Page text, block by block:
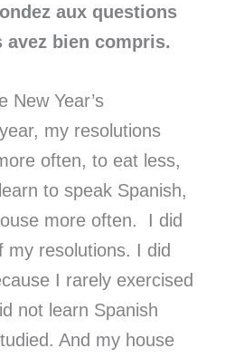
aux questions
bien compris.
New Year’s
my resolutions
often, to eat less,
to speak Spanish,
more often. I did
my resolutions. I did
I rarely exercised
not learn Spanish
And my house